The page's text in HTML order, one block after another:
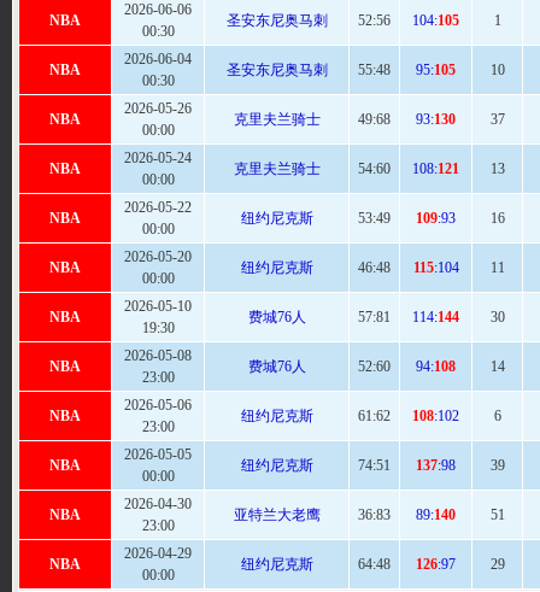
NBA
2026-06-06
00:30
圣安东尼奥马刺 52:56 104:105 1
NBA
2026-06-04
00:30
圣安东尼奥马刺 55:48 95:105 10
NBA
2026-05-26
00:00
克里夫兰骑士 49:68 93:130 37
NBA
2026-05-24
00:00
克里夫兰骑士 54:60 108:121 13
NBA
2026-05-22
00:00
纽约尼克斯 53:49 109:93 16
NBA
2026-05-20
00:00
纽约尼克斯 46:48 115:104 11
NBA
2026-05-10
19:30
费城76人 57:81 114:144 30
NBA
2026-05-08
23:00
费城76人 52:60 94:108 14
NBA
2026-05-06
23:00
纽约尼克斯 61:62 108:102 6
NBA
2026-05-05
00:00
纽约尼克斯 74:51 137:98 39
NBA
2026-04-30
23:00
亚特兰大老鹰 36:83 89:140 51
NBA
2026-04-29
00:00
纽约尼克斯 64:48 126:97 29